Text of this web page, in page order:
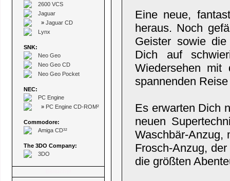
2600 VCS
Jaguar
» Jaguar CD
Lynx
SNK:
Neo Geo
Neo Geo CD
Neo Geo Pocket
NEC:
PC Engine
» PC Engine CD-ROM²
Commodore:
Amiga CD³²
The 3DO Company:
3DO
Eine neue,
heraus. Noch
Geister sowie
Dich auf
Wiedersehen
spannenden
Es erwarten Dich
neuen
Waschbär-Anzug,
Frosch-Anzug,
die größten